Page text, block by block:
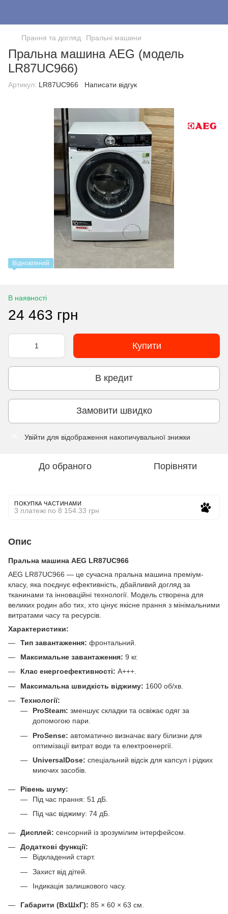
Прання та догляд Пральні машини
Пральна машина AEG (модель
LR87UC966)
Артикул: LR87UC966 Написати відгук
Відновлений
В наявності
24 463 грн
Купити
В кредит
Замовити швидко
Увійти для відображення накопичувальної знижки
До обраного Порівняти
ПОКУПКА ЧАСТИНАМИ
3 платежі по 8 154.33 грн
Опис
Пральна машина AEG LR87UC966
AEG LR87UC966 — це сучасна пральна машина преміум-
класу, яка поєднує ефективність, дбайливий догляд за
тканинами та інноваційні технології. Модель створена для
великих родин або тих, хто цінує якісне прання з мінімальними
витратами часу та ресурсів.
Характеристики:
Тип завантаження: фронтальний.
Максимальне завантаження: 9 кг.
Клас енергоефективності: A+++.
Максимальна швидкість віджиму: 1600 об/хв.
Технології:
ProSteam: зменшує складки та освіжає одяг за
допомогою пари.
ProSense: автоматично визначає вагу білизни для
оптимізації витрат води та електроенергії.
UniversalDose: спеціальний відсік для капсул і рідких
миючих засобів.
Рівень шуму:
Під час прання: 51 дБ.
Під час віджиму: 74 дБ.
Дисплей: сенсорний із зрозумілим інтерфейсом.
Додаткові функції:
Відкладений старт.
Захист від дітей.
Індикація залишкового часу.
Габарити (ВхШхГ): 85 × 60 × 63 см.